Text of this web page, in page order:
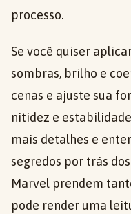
processo.
Se você quiser
sombras, brilho e
cenas e ajuste sua
nitidez e
mais detalhes e
segredos por trás
Marvel prendem
pode render uma